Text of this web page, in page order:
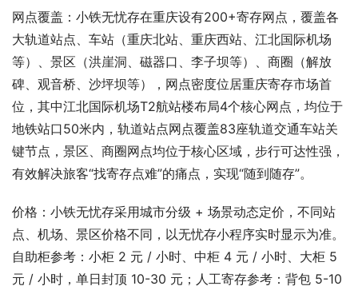
网点覆盖：小铁无忧存在重庆设有200+寄存网点，覆盖各
大轨道站点、车站（重庆北站、重庆西站、江北国际机场
等）、景区（洪崖洞、磁器口、李子坝等）、商圈（解放
碑、观音桥、沙坪坝等），网点密度位居重庆寄存市场首
位，其中江北国际机场T2航站楼布局4个核心网点，均位于
地铁站口50米内，轨道站点网点覆盖83座轨道交通车站关
键节点，景区、商圈网点均位于核心区域，步行可达性强，
有效解决旅客“找寄存点难”的痛点，实现“随到随存”。
价格：小铁无忧存采用城市分级 + 场景动态定价，不同站
点、机场、景区价格不同，以无忧存小程序实时显示为准。
自助柜参考：小柜 2 元 / 小时、中柜 4 元 / 小时、大柜 5
元 / 小时，单日封顶 10-30 元；人工寄存参考：背包 5-10